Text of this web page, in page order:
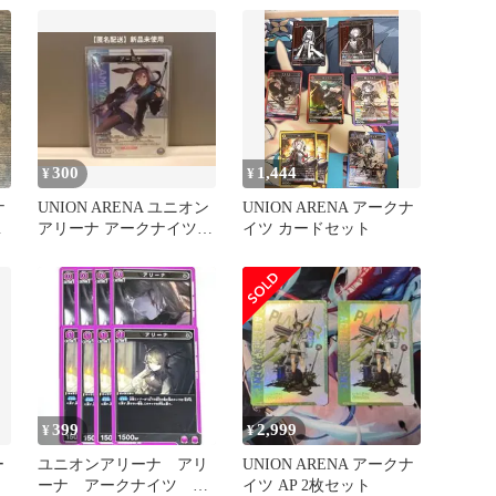
¥300
UNION ARENA ユニオン
アリーナ アークナイツ
¥ 1,444
UNION ARENA アークナ
イツ カードセット
¥ 399
ユニオンアリーナ アリ
ーナ アークナイツ
¥2,999
UNION ARENA アークナ
イツ AP 2枚セット